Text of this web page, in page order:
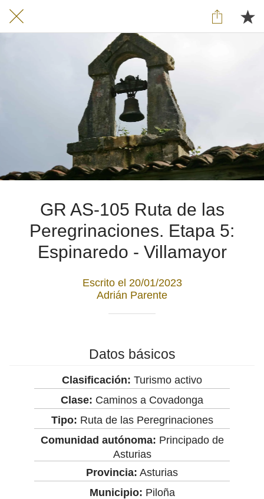
GR AS-105 Ruta de las
Peregrinaciones. Etapa 5:
Espinaredo - Villamayor
Escrito el 20/01/2023
Adrián Parente
Datos básicos
Clasificación: Turismo activo
Clase: Caminos a Covadonga
Tipo: Ruta de las Peregrinaciones
Comunidad autónoma: Principado de
Asturias
Provincia: Asturias
Municipio: Piloña